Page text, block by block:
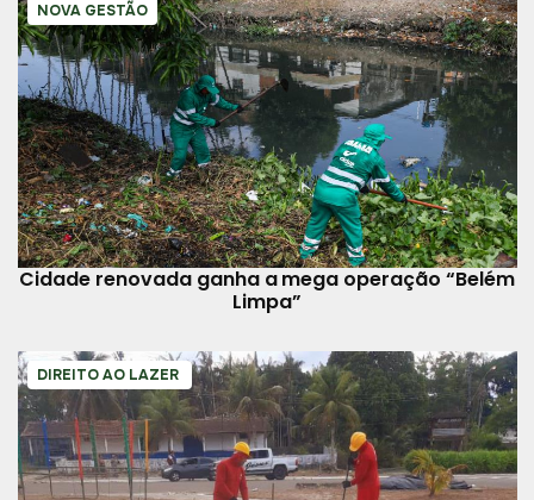
NOVA GESTÃO
Cidade renovada ganha a mega operação “Belém
Limpa”
DIREITO AO LAZER